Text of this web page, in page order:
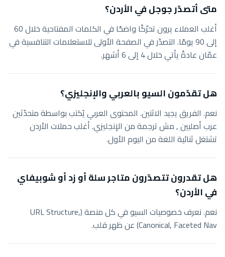
متى أتصدّر جوجل في الأردن؟
أغلب العملاء يرون تحرّكًا واضحًا في الكلمات المفتاحية خلال 60
إلى 90 يومًا. التصدّر في الصفحة الأولى للاستعلامات التنافسية في
عمّان عادةً يأتي خلال 4 إلى 6 أشهر.
هل تقدّمون السيو بالعربي والإنجليزي؟
نعم. الفريق يجيد الاثنين. المحتوى العربي يُكتب بواسطة متحدّثين
عرب أصليين , مش ترجمة من الإنجليزي. أغلب حملات الأردن
تشتغل ثنائية اللغة من اليوم الأول.
هل تقدرون تتصدّرون متاجر سلة أو زد أو شوبيفاي
في الأردن؟
نعم. نعرف خصوصيات السيو في كل منصة (URL Structure,
Canonical, Faceted Nav) عن ظهر قلب.